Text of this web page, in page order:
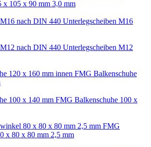
x 105 x 90 mm 3,0 mm
Unterlegscheiben M16
Unterlegscheiben M12
FMG Balkenschuhe
FMG Balkenschuhe 100 x
FMG
x 80 x 80 mm 2,5 mm